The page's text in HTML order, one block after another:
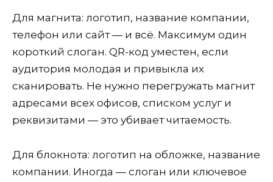
Для магнита: логотип, название компании,
телефон или сайт — и всё. Максимум один
короткий слоган. QR-код уместен, если
аудитория молодая и привыкла их
сканировать. Не нужно перегружать магнит
адресами всех офисов, списком услуг и
реквизитами — это убивает читаемость.
Для блокнота: логотип на обложке, название
компании. Иногда — слоган или ключевое